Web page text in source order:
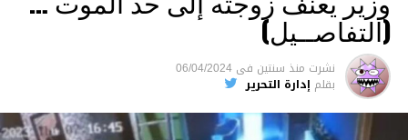
(التفاصــيل)
نشرت منذ سنتين فى 06/04/2024
بقلم إدارة التحرير